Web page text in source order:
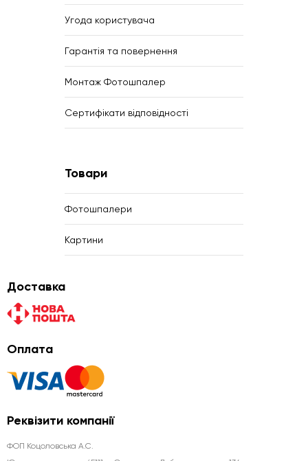
Угода користувача
Гарантія та повернення
Монтаж Фотошпалер
Сертифікати відповідності
Товари
Фотошпалери
Картини
Доставка
Оплата
Реквізити компанії
ФОП Коцоловська А.С.